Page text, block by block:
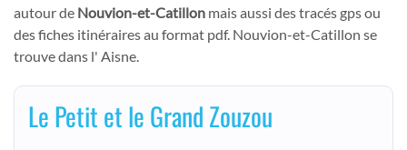
autour de Nouvion-et-Catillon mais aussi des tracés gps ou
des fiches itinéraires au format pdf. Nouvion-et-Catillon se
trouve dans l' Aisne.
Le Petit et le Grand Zouzou